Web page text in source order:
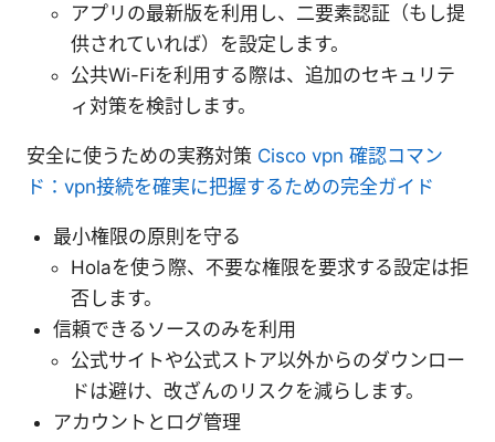
アプリの最新版を利用し、二要素認証（もし提
供されていれば）を設定します。
公共Wi-Fiを利用する際は、追加のセキュリテ
ィ対策を検討します。
安全に使うための実務対策 Cisco vpn 確認コマン
ド：vpn接続を確実に把握するための完全ガイド
最小権限の原則を守る
Holaを使う際、不要な権限を要求する設定は拒
否します。
信頼できるソースのみを利用
公式サイトや公式ストア以外からのダウンロー
ドは避け、改ざんのリスクを減らします。
アカウントとログ管理